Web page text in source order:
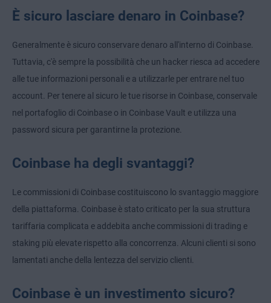
È sicuro lasciare denaro in Coinbase?
Generalmente è sicuro conservare denaro all'interno di Coinbase.
Tuttavia, c'è sempre la possibilità che un hacker riesca ad accedere
alle tue informazioni personali e a utilizzarle per entrare nel tuo
account. Per tenere al sicuro le tue risorse in Coinbase, conservale
nel portafoglio di Coinbase o in Coinbase Vault e utilizza una
password sicura per garantirne la protezione.
Coinbase ha degli svantaggi?
Le commissioni di Coinbase costituiscono lo svantaggio maggiore
della piattaforma. Coinbase è stato criticato per la sua struttura
tariffaria complicata e addebita anche commissioni di trading e
staking più elevate rispetto alla concorrenza. Alcuni clienti si sono
lamentati anche della lentezza del servizio clienti.
Coinbase è un investimento sicuro?